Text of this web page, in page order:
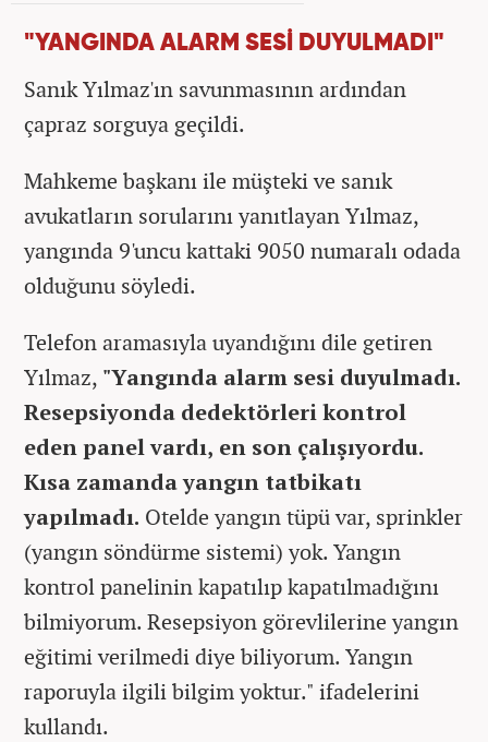
"YANGINDA ALARM SESİ DUYULMADI"
Sanık Yılmaz'ın savunmasının ardından
çapraz sorguya geçildi.
Mahkeme başkanı ile müşteki ve sanık
avukatların sorularını yanıtlayan Yılmaz,
yangında 9'uncu kattaki 9050 numaralı odada
olduğunu söyledi.
Telefon aramasıyla uyandığını dile getiren
Yılmaz, "Yangında alarm sesi duyulmadı.
Resepsiyonda dedektörleri kontrol
eden panel vardı, en son çalışıyordu.
Kısa zamanda yangın tatbikatı
yapılmadı. Otelde yangın tüpü var, sprinkler
(yangın söndürme sistemi) yok. Yangın
kontrol panelinin kapatılıp kapatılmadığını
bilmiyorum. Resepsiyon görevlilerine yangın
eğitimi verilmedi diye biliyorum. Yangın
raporuyla ilgili bilgim yoktur." ifadelerini
kullandı.